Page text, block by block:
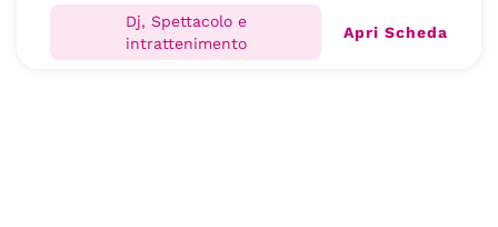
Dj, Spettacolo e
intrattenimento
Apri Scheda